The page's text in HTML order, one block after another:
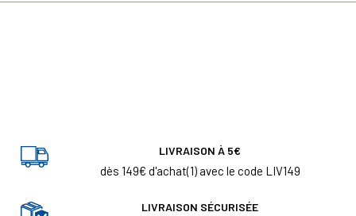
LIVRAISON À 5€
dès 149€ d'achat(1) avec le code LIV149
LIVRAISON SÉCURISÉE